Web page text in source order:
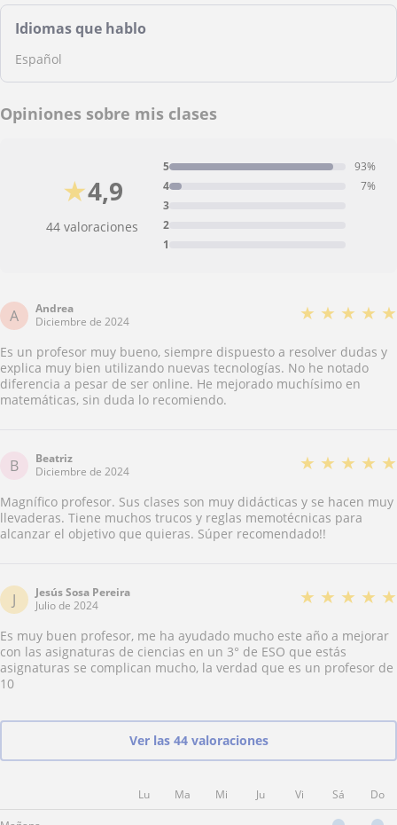
Idiomas que hablo
Español
Opiniones sobre mis clases
4,9
★
44 valoraciones
1
2
3
4 7%
5 93%
A
Andrea
Diciembre de 2024
★ ★ ★ ★ ★
Es un profesor muy bueno, siempre dispuesto a resolver dudas y
explica muy bien utilizando nuevas tecnologías. No he notado
diferencia a pesar de ser online. He mejorado muchísimo en
matemáticas, sin duda lo recomiendo.
B
Beatriz
Diciembre de 2024
★ ★ ★ ★ ★
Magnífico profesor. Sus clases son muy didácticas y se hacen muy
llevaderas. Tiene muchos trucos y reglas memotécnicas para
alcanzar el objetivo que quieras. Súper recomendado!!
J
Jesús Sosa Pereira
Julio de 2024
★ ★ ★ ★ ★
Es muy buen profesor, me ha ayudado mucho este año a mejorar
con las asignaturas de ciencias en un 3° de ESO que estás
asignaturas se complican mucho, la verdad que es un profesor de
10
Ver las 44 valoraciones
Lu Ma Mi Ju Vi Sá Do